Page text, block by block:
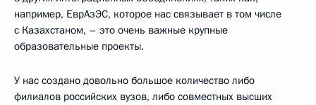
например, ЕврАзЭС, которое нас связывает в том числе
с Казахстаном, – это очень важные крупные
образовательные проекты.
У нас создано довольно большое количество либо
филиалов российских вузов, либо совместных высших